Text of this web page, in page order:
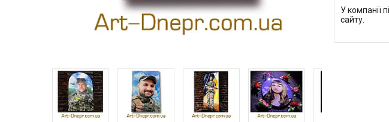
У компанії
сайту.